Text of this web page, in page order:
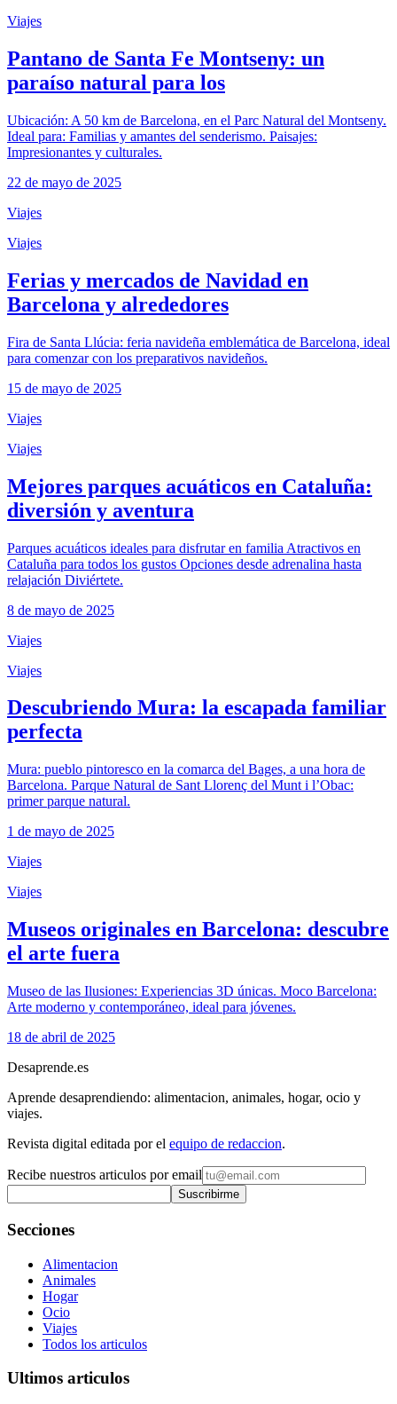
Viajes
Pantano de Santa Fe Montseny: un
paraíso natural para los
Ubicación: A 50 km de Barcelona, en el Parc Natural del Montseny.
Ideal para: Familias y amantes del senderismo. Paisajes:
Impresionantes y culturales.
22 de mayo de 2025
Viajes
Viajes
Ferias y mercados de Navidad en
Barcelona y alrededores
Fira de Santa Llúcia: feria navideña emblemática de Barcelona, ideal
para comenzar con los preparativos navideños.
15 de mayo de 2025
Viajes
Viajes
Mejores parques acuáticos en Cataluña:
diversión y aventura
Parques acuáticos ideales para disfrutar en familia Atractivos en
Cataluña para todos los gustos Opciones desde adrenalina hasta
relajación Diviértete.
8 de mayo de 2025
Viajes
Viajes
Descubriendo Mura: la escapada familiar
perfecta
Mura: pueblo pintoresco en la comarca del Bages, a una hora de
Barcelona. Parque Natural de Sant Llorenç del Munt i l’Obac:
primer parque natural.
1 de mayo de 2025
Viajes
Viajes
Museos originales en Barcelona: descubre
el arte fuera
Museo de las Ilusiones: Experiencias 3D únicas. Moco Barcelona:
Arte moderno y contemporáneo, ideal para jóvenes.
18 de abril de 2025
Desaprende.es
Aprende desaprendiendo: alimentacion, animales, hogar, ocio y
viajes.
Revista digital editada por el equipo de redaccion.
Recibe nuestros articulos por email
Suscribirme
Secciones
Alimentacion
Animales
Hogar
Ocio
Viajes
Todos los articulos
Ultimos articulos